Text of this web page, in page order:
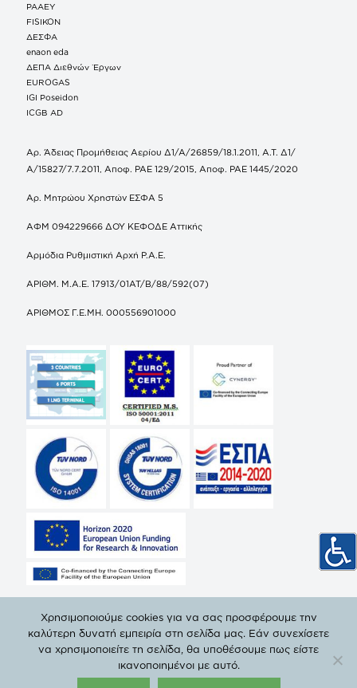
ΡΑΑΕΥ
FISIKON
ΔΕΣΦΑ
enaon eda
ΔΕΠΑ Διεθνών Έργων
EUROGAS
IGI Poseidon
ICGB AD
Αρ. Άδειας Προμήθειας Αερίου Δ1/Α/26859/18.1.2011, Α.Τ. Δ1/
Α/15827/7.7.2011, Αποφ. ΡΑΕ 129/2015, Αποφ. ΡΑΕ 1445/2020
Αρ. Μητρώου Χρηστών ΕΣΦΑ 5
ΑΦΜ 094229666 ΔΟΥ ΚΕΦΟΔΕ Αττικής
Αρμόδια Ρυθμιστική Αρχή Ρ.Α.Ε.
ΑΡΙΘΜ. Μ.Α.Ε. 17913/01ΑΤ/Β/88/592(07)
ΑΡΙΘΜΟΣ Γ.Ε.ΜΗ. 000556901000
© Copyright 2019 ΔΕΠΑ | All Rights Reserved. |
Προστασίας Προσωπικών Δεδομένων
Χρησιμοποιούμε cookies για να σας προσφέρουμε την
καλύτερη δυνατή εμπειρία στη σελίδα μας. Εάν συνεχίσετε
να χρησιμοποιείτε τη σελίδα, θα υποθέσουμε πως είστε
ικανοποιημένοι με αυτό.